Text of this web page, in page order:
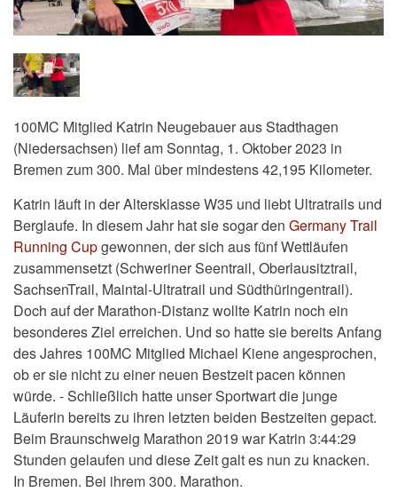
100MC Mitglied Katrin Neugebauer aus Stadthagen
(Niedersachsen) lief am Sonntag, 1. Oktober 2023 in
Bremen zum 300. Mal über mindestens 42,195 Kilometer.
Katrin läuft in der Altersklasse W35 und liebt Ultratrails und
Berglaufe. In diesem Jahr hat sie sogar den Germany Trail
Running Cupgewonnen, der sich aus fünf Wettläufen
zusammensetzt (Schweriner Seentrail, Oberlausitztrail,
SachsenTrail, Maintal-Ultratrail und Südthüringentrail).
Doch auf der Marathon-Distanz wollte Katrin noch ein
besonderes Ziel erreichen. Und so hatte sie bereits Anfang
des Jahres 100MC Mitglied Michael Kiene angesprochen,
ob er sie nicht zu einer neuen Bestzeit pacen können
würde. - Schließlich hatte unser Sportwart die junge
Läuferin bereits zu ihren letzten beiden Bestzeiten gepact.
Beim Braunschweig Marathon 2019 war Katrin 3:44:29
Stunden gelaufen und diese Zeit galt es nun zu knacken.
In Bremen. Bei ihrem 300. Marathon.